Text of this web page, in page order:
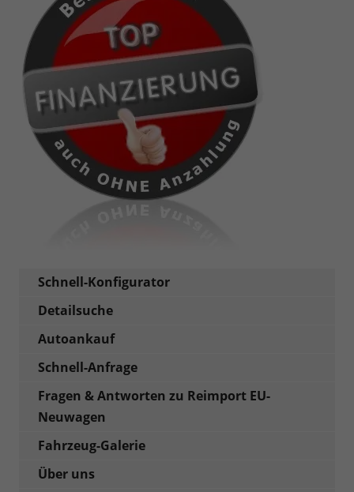
Schnell-Konfigurator
Detailsuche
Autoankauf
Schnell-Anfrage
Fragen & Antworten zu Reimport EU-
Neuwagen
Fahrzeug-Galerie
Über uns